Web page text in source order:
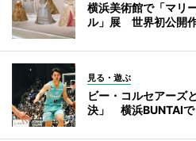
横浜美術館で「マリ
ル」展 世界初公開
見る・遊ぶ
ビー・コルセアーズ
決」 横浜BUNTAIで